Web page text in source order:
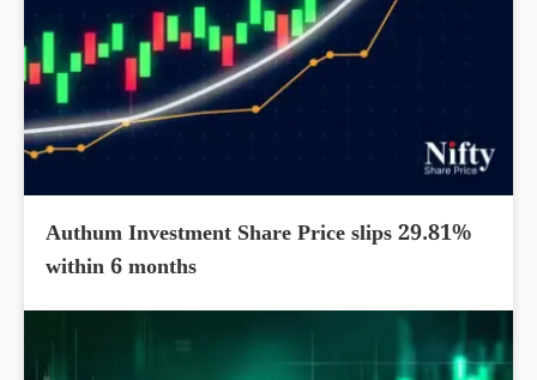
Authum Investment Share Price slips 29.81%
within 6 months